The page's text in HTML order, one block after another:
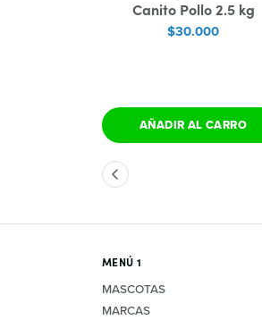
Canito Pollo 2.5 kg
$30.000
AÑADIR AL CARRO
MENÚ 1
MASCOTAS
MARCAS